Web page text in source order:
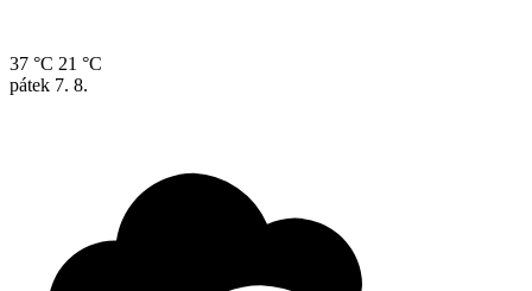
37 °C 21 °C
pátek 7. 8.